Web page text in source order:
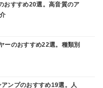
おすすめ20選。高音質のア
ーのおすすめ22選。種類別
ンプのおすすめ19選。人